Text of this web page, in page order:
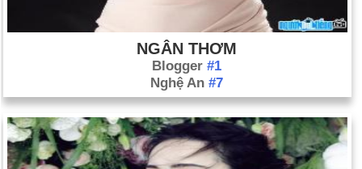
NGÂN THƠM
Blogger #1
Nghệ An #7